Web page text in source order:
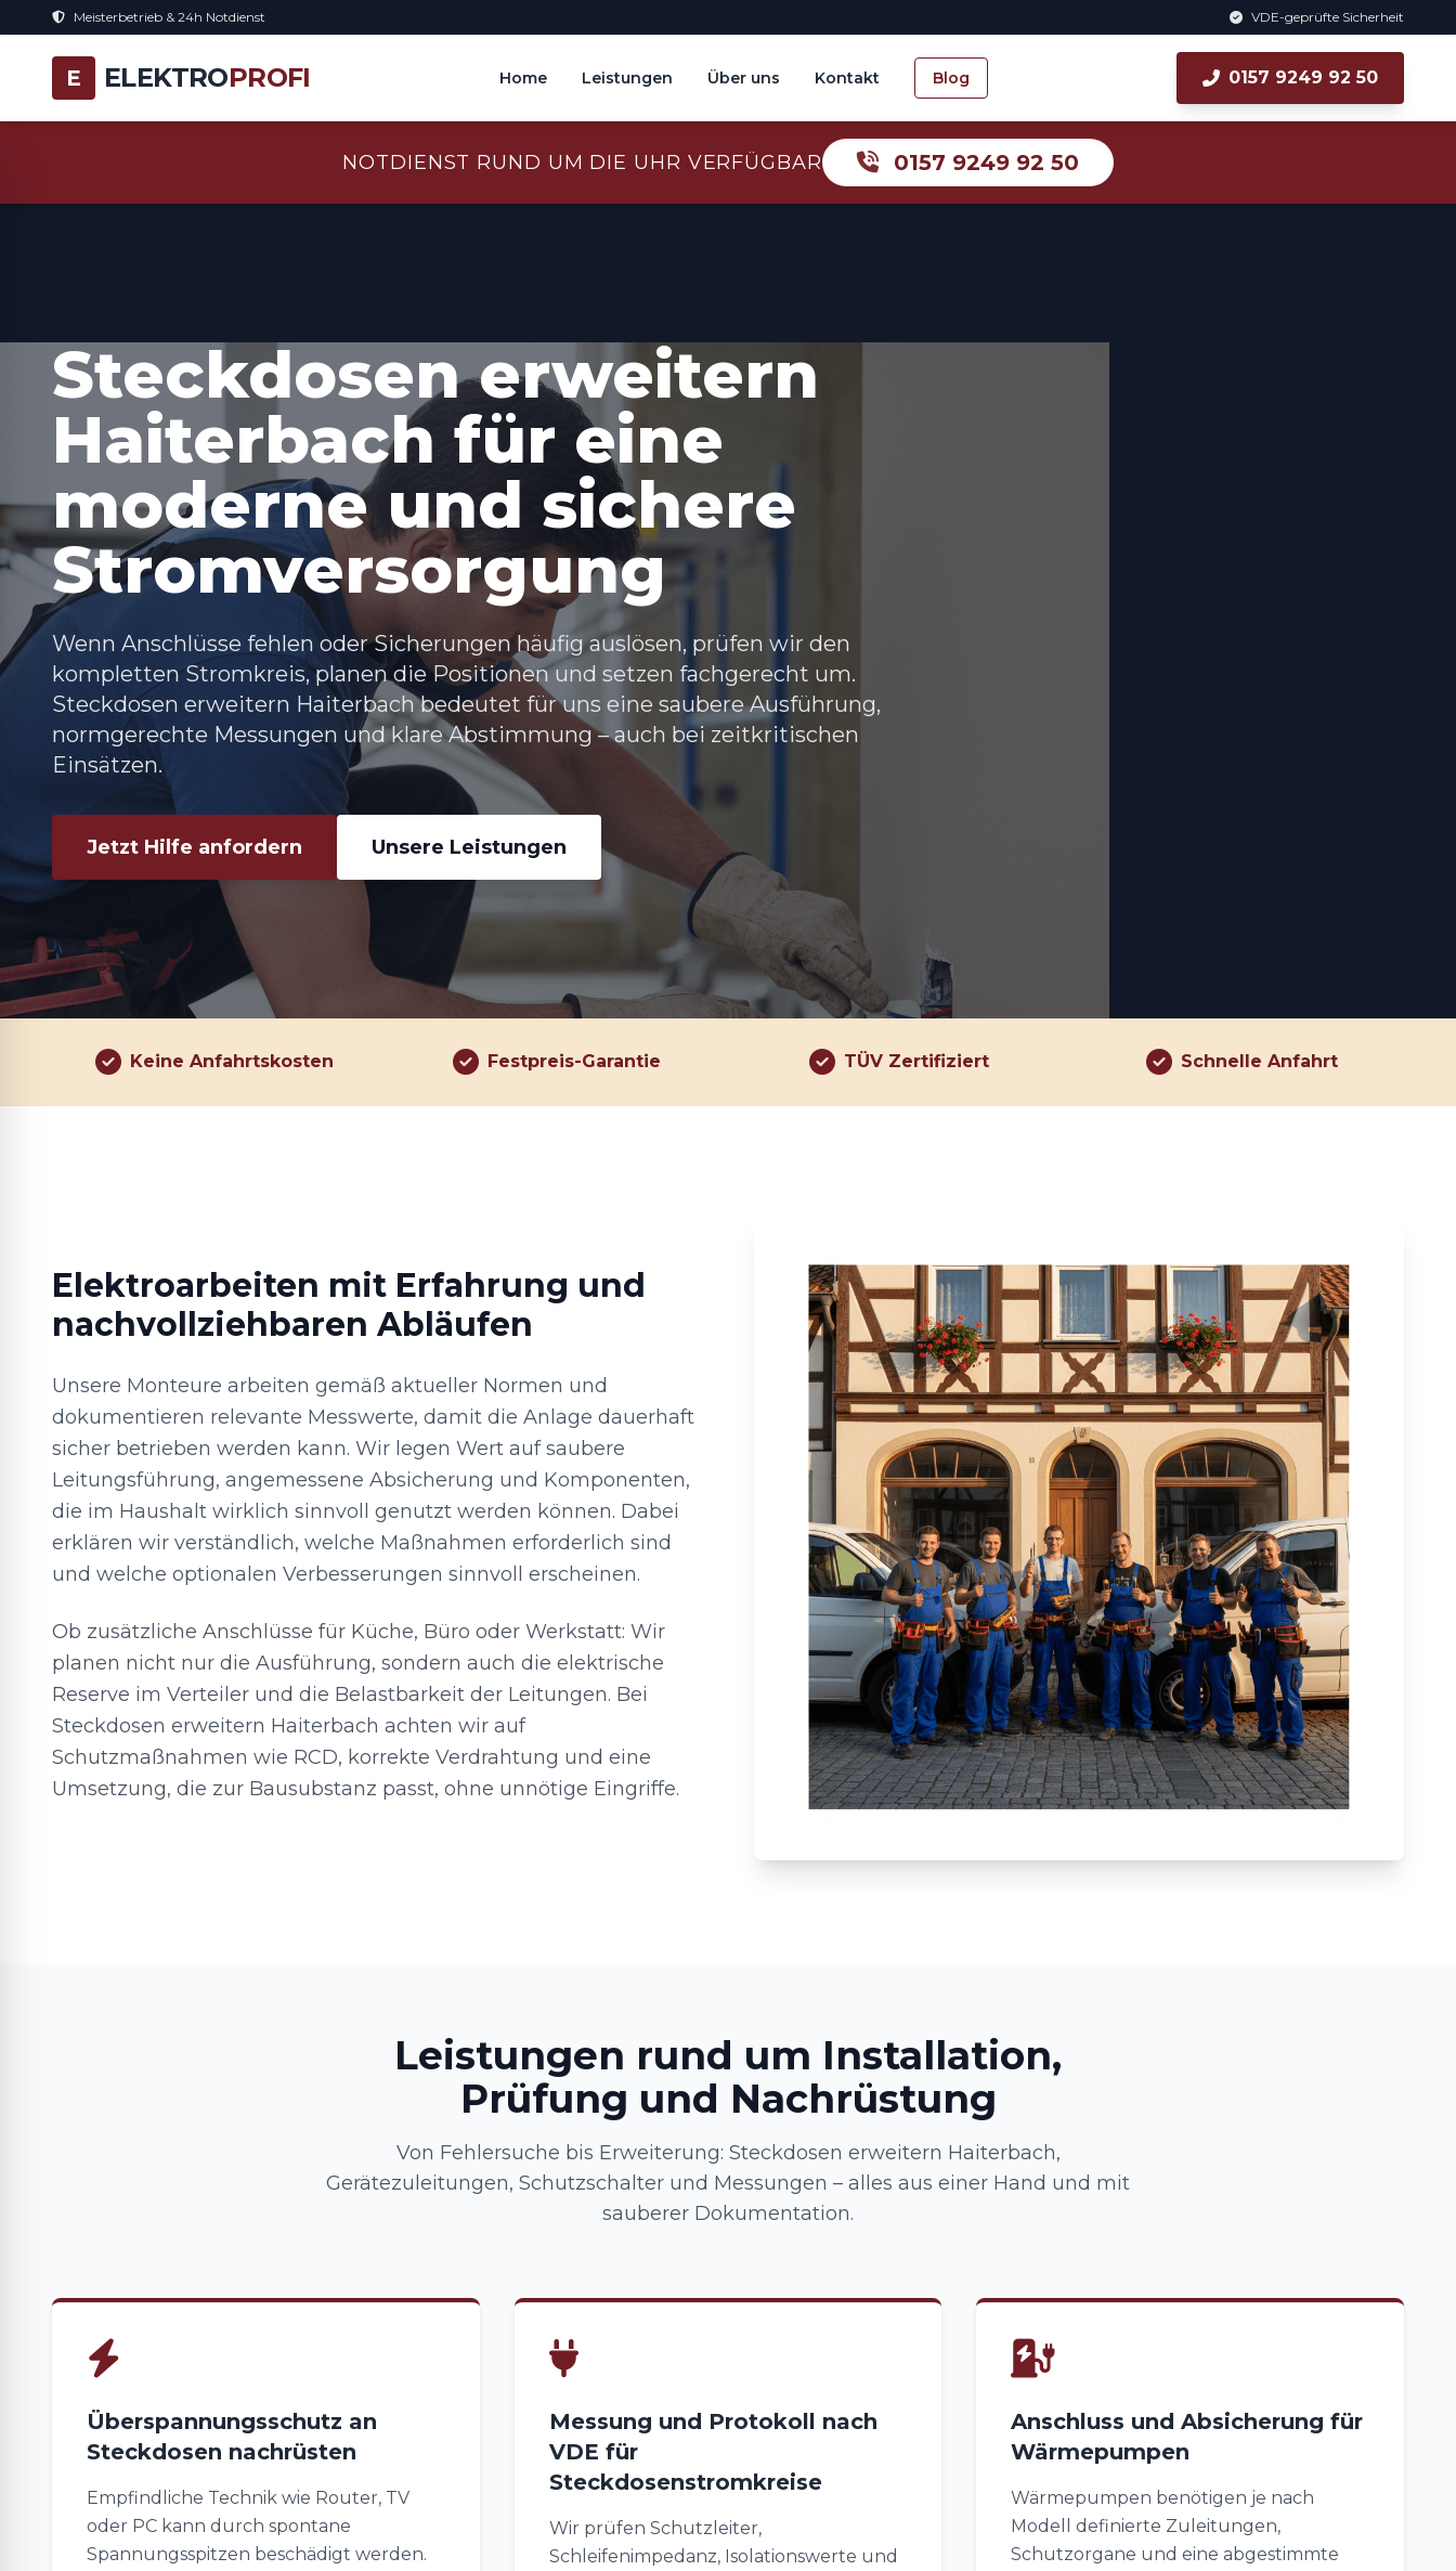
Meisterbetrieb & 24h Notdienst VDE-geprüfte Sicherheit
E ELEKTROPROFI Home Leistungen Über uns Kontakt Blog 0157 9249 92 50
NOTDIENST RUND UM DIE UHR VERFÜGBAR 0157 9249 92 50
Steckdosen erweitern
Haiterbach für eine
moderne und sichere
Stromversorgung
Wenn Anschlüsse fehlen oder Sicherungen häufig auslösen, prüfen wir den
kompletten Stromkreis, planen die Positionen und setzen fachgerecht um.
Steckdosen erweitern Haiterbach bedeutet für uns eine saubere Ausführung,
normgerechte Messungen und klare Abstimmung – auch bei zeitkritischen
Einsätzen.
Jetzt Hilfe anfordern Unsere Leistungen
Keine Anfahrtskosten Festpreis-Garantie TÜV Zertifiziert Schnelle Anfahrt
Elektroarbeiten mit Erfahrung und
nachvollziehbaren Abläufen
Unsere Monteure arbeiten gemäß aktueller Normen und
dokumentieren relevante Messwerte, damit die Anlage dauerhaft
sicher betrieben werden kann. Wir legen Wert auf saubere
Leitungsführung, angemessene Absicherung und Komponenten,
die im Haushalt wirklich sinnvoll genutzt werden können. Dabei
erklären wir verständlich, welche Maßnahmen erforderlich sind
und welche optionalen Verbesserungen sinnvoll erscheinen.
Ob zusätzliche Anschlüsse für Küche, Büro oder Werkstatt: Wir
planen nicht nur die Ausführung, sondern auch die elektrische
Reserve im Verteiler und die Belastbarkeit der Leitungen. Bei
Steckdosen erweitern Haiterbach achten wir auf
Schutzmaßnahmen wie RCD, korrekte Verdrahtung und eine
Umsetzung, die zur Bausubstanz passt, ohne unnötige Eingriffe.
Leistungen rund um Installation,
Prüfung und Nachrüstung
Von Fehlersuche bis Erweiterung: Steckdosen erweitern Haiterbach,
Gerätezuleitungen, Schutzschalter und Messungen – alles aus einer Hand und mit
sauberer Dokumentation.
Überspannungsschutz an
Steckdosen nachrüsten
Empfindliche Technik wie Router, TV
oder PC kann durch spontane
Spannungsspitzen beschädigt werden.
Messung und Protokoll nach
VDE für
Steckdosenstromkreise
Wir prüfen Schutzleiter,
Schleifenimpedanz, Isolationswerte und
Anschluss und Absicherung für
Wärmepumpen
Wärmepumpen benötigen je nach
Modell definierte Zuleitungen,
Schutzorgane und eine abgestimmte